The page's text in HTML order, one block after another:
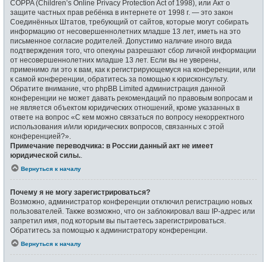
COPPA (Children’s Online Privacy Protection Act of 1998), или Акт о
защите частных прав ребёнка в интернете от 1998 г. — это закон
Соединённых Штатов, требующий от сайтов, которые могут собирать
информацию от несовершеннолетних младше 13 лет, иметь на это
письменное согласие родителей. Допустимо наличие иного вида
подтверждения того, что опекуны разрешают сбор личной информации
от несовершеннолетних младше 13 лет. Если вы не уверены,
применимо ли это к вам, как к регистрирующемуся на конференции, или
к самой конференции, обратитесь за помощью к юрисконсульту.
Обратите внимание, что phpBB Limited администрация данной
конференции не может давать рекомендаций по правовым вопросам и
не является объектом юридических отношений, кроме указанных в
ответе на вопрос «С кем можно связаться по вопросу некорректного
использования и/или юридических вопросов, связанных с этой
конференцией?».
Примечание переводчика: в России данный акт не имеет
юридической силы.
Вернуться к началу
Почему я не могу зарегистрироваться?
Возможно, администратор конференции отключил регистрацию новых
пользователей. Также возможно, что он заблокировал ваш IP-адрес или
запретил имя, под которым вы пытаетесь зарегистрироваться.
Обратитесь за помощью к администратору конференции.
Вернуться к началу